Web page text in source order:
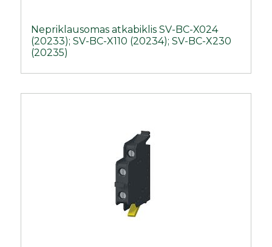
Nepriklausomas atkabiklis SV-BC-X024
(20233); SV-BC-X110 (20234); SV-BC-X230
(20235)